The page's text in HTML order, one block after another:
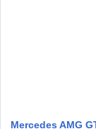
Mercedes AMG